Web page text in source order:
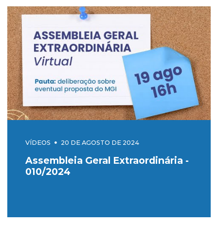
VÍDEOS 20 DE AGOSTO DE 2024
Assembleia Geral Extraordinária -
010/2024